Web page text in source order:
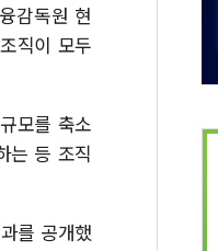
감독원 현
직이 모두
모를 축소
는 등 조직
를 공개했